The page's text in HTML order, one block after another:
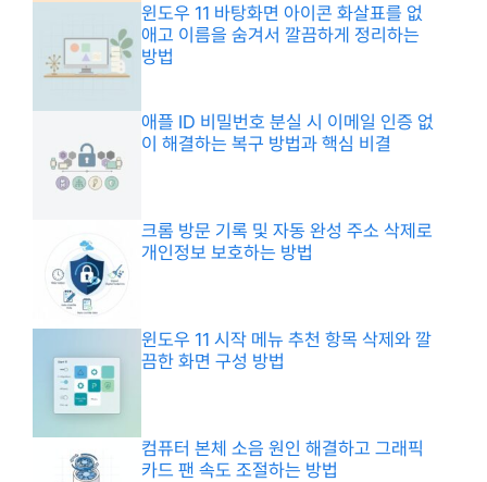
윈도우 11 바탕화면 아이콘 화살표를 없
애고 이름을 숨겨서 깔끔하게 정리하는
방법
애플 ID 비밀번호 분실 시 이메일 인증 없
이 해결하는 복구 방법과 핵심 비결
크롬 방문 기록 및 자동 완성 주소 삭제로
개인정보 보호하는 방법
윈도우 11 시작 메뉴 추천 항목 삭제와 깔
끔한 화면 구성 방법
컴퓨터 본체 소음 원인 해결하고 그래픽
카드 팬 속도 조절하는 방법